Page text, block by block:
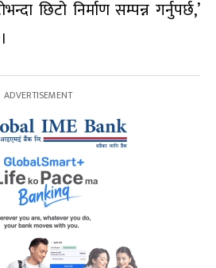
छिटो निर्माण सम्पन्न गर्नुपर्छ,’